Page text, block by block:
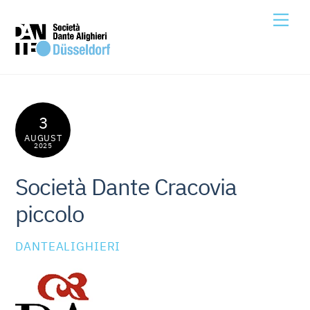
content
3
AUGUST
2025
Società Dante Cracovia
piccolo
DANTEALIGHIERI